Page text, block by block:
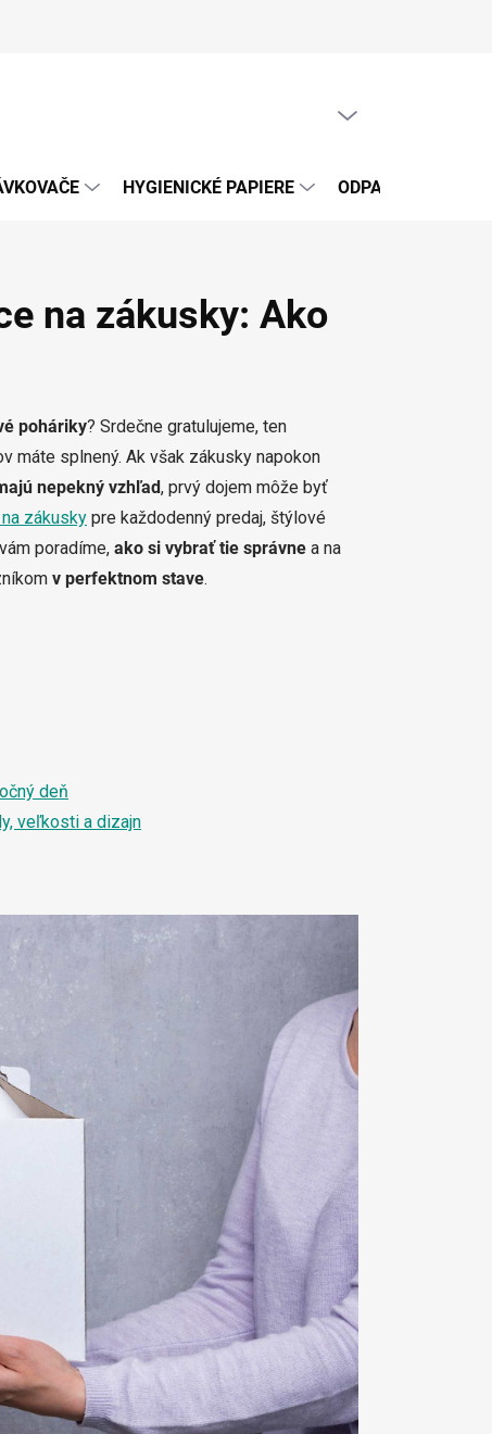
HYGIENICKÉ PAPIERE ODPADOVÉ VRECIA
na zákusky: Ako
poháriky? Srdečne gratulujeme, ten
máte splnený. Ak však zákusky napokon
nepekný vzhľad, prvý dojem môže byť
zákusky pre každodenný predaj, štýlové
poradíme, ako si vybrať tie správne a na
v perfektnom stave.
deň
veľkosti a dizajn